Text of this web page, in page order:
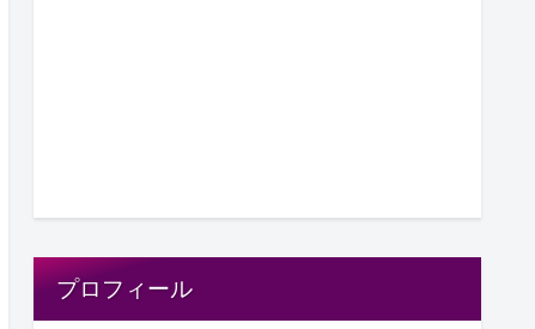
プロフィール